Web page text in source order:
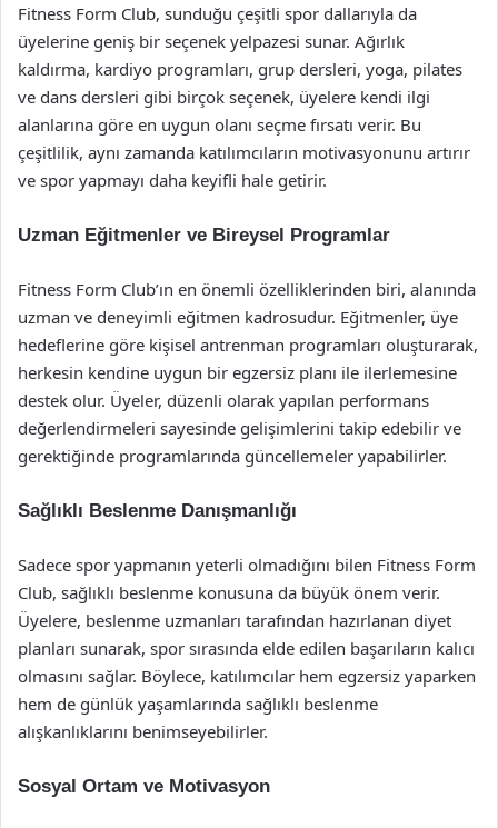
Fitness Form Club, sunduğu çeşitli spor dallarıyla da
üyelerine geniş bir seçenek yelpazesi sunar. Ağırlık
kaldırma, kardiyo programları, grup dersleri, yoga, pilates
ve dans dersleri gibi birçok seçenek, üyelere kendi ilgi
alanlarına göre en uygun olanı seçme fırsatı verir. Bu
çeşitlilik, aynı zamanda katılımcıların motivasyonunu artırır
ve spor yapmayı daha keyifli hale getirir.
Uzman Eğitmenler ve Bireysel Programlar
Fitness Form Club’ın en önemli özelliklerinden biri, alanında
uzman ve deneyimli eğitmen kadrosudur. Eğitmenler, üye
hedeflerine göre kişisel antrenman programları oluşturarak,
herkesin kendine uygun bir egzersiz planı ile ilerlemesine
destek olur. Üyeler, düzenli olarak yapılan performans
değerlendirmeleri sayesinde gelişimlerini takip edebilir ve
gerektiğinde programlarında güncellemeler yapabilirler.
Sağlıklı Beslenme Danışmanlığı
Sadece spor yapmanın yeterli olmadığını bilen Fitness Form
Club, sağlıklı beslenme konusuna da büyük önem verir.
Üyelere, beslenme uzmanları tarafından hazırlanan diyet
planları sunarak, spor sırasında elde edilen başarıların kalıcı
olmasını sağlar. Böylece, katılımcılar hem egzersiz yaparken
hem de günlük yaşamlarında sağlıklı beslenme
alışkanlıklarını benimseyebilirler.
Sosyal Ortam ve Motivasyon